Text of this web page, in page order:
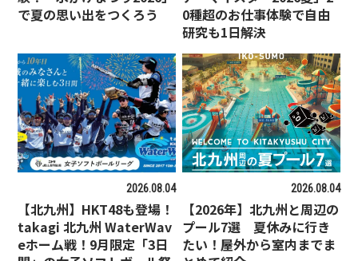
で夏の思い出をつくろう
0種超のお仕事体験で自由
研究も1日解決
2026.08.04
【北九州】HKT48も登場！
takagi 北九州 WaterWav
eホーム戦！9月限定「3日
2026.08.04
【2026年】北九州と周辺の
プール7選 夏休みに行き
たい！屋外から室内までま